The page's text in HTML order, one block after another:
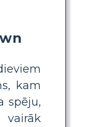
kam
spēju,
vairāk